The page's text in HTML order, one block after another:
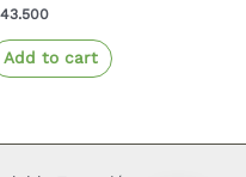
43.500
Add to cart